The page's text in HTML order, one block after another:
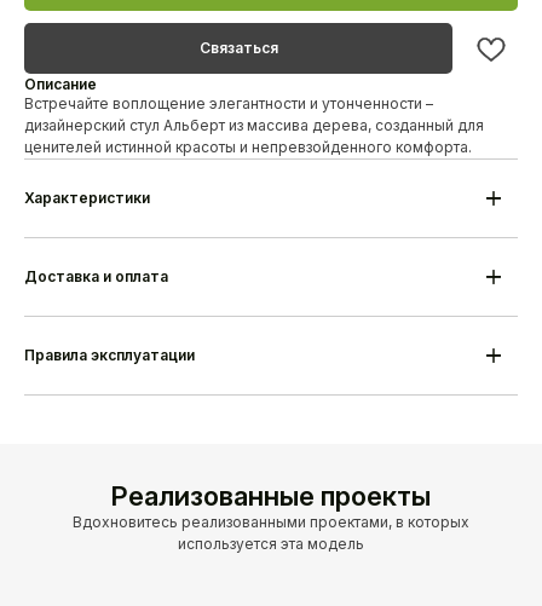
Связаться
Описание
Встречайте воплощение элегантности и утонченности –
дизайнерский стул Альберт из массива дерева, созданный для
ценителей истинной красоты и непревзойденного комфорта.
Характеристики
Высота
Ширина
Срок изготовления
Доставка и оплата
Правила эксплуатации
Реализованные проекты
Вдохновитесь реализованными проектами, в которых
используется эта модель